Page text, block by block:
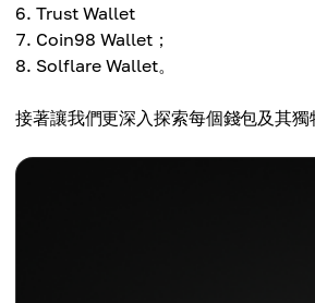
Trust Wallet
Coin98 Wallet；
Solflare Wallet。
接著讓我們更深入探索每個錢包及其獨